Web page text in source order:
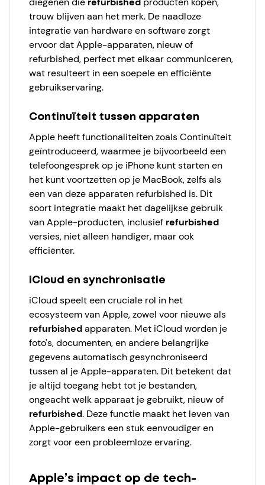
trouw blijven aan het merk. De naadloze
integratie van hardware en software zorgt
ervoor dat Apple-apparaten, nieuw of
refurbished, perfect met elkaar communiceren,
wat resulteert in een soepele en efficiënte
gebruikservaring.
Continuïteit tussen apparaten
Apple heeft functionaliteiten zoals Continuïteit
geïntroduceerd, waarmee je bijvoorbeeld een
telefoongesprek op je iPhone kunt starten en
het kunt voortzetten op je MacBook, zelfs als
een van deze apparaten refurbished is. Dit
soort integratie maakt het dagelijkse gebruik
van Apple-producten, inclusief refurbished
versies, niet alleen handiger, maar ook
efficiënter.
iCloud en synchronisatie
iCloud speelt een cruciale rol in het
ecosysteem van Apple, zowel voor nieuwe als
refurbishedapparaten. Met iCloud worden je
foto's, documenten, en andere belangrijke
gegevens automatisch gesynchroniseerd
tussen al je Apple-apparaten. Dit betekent dat
je altijd toegang hebt tot je bestanden,
ongeacht welk apparaat je gebruikt, nieuw of
refurbished. Deze functie maakt het leven van
Apple-gebruikers een stuk eenvoudiger en
zorgt voor een probleemloze ervaring.
Apple’s impact op de tech-